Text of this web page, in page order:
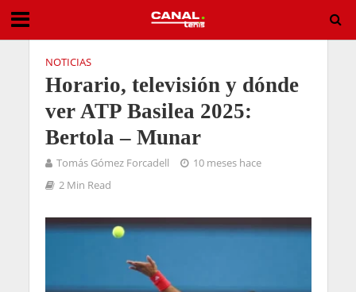
NOTICIAS
Horario, televisión y dónde
ver ATP Basilea 2025:
Bertola – Munar
Tomás Gómez Forcadell
10 meses hace
2 Min Read